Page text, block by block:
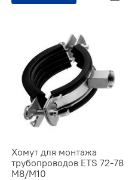
Хомут для монтажа
трубопроводов ETS 72-78
M8/M10